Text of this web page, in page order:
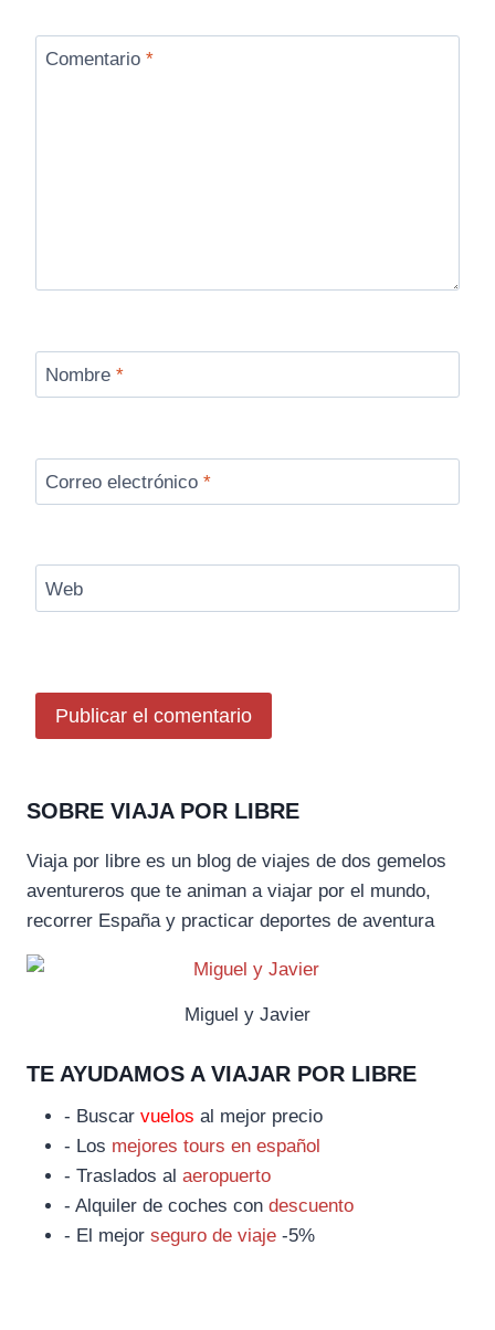
Comentario *
Nombre *
Correo electrónico *
Web
SOBRE VIAJA POR LIBRE
Viaja por libre es un blog de viajes de dos gemelos
aventureros que te animan a viajar por el mundo,
recorrer España y practicar deportes de aventura
Miguel y Javier
TE AYUDAMOS A VIAJAR POR LIBRE
- Buscar vuelos al mejor precio
- Los mejores tours en español
- Traslados al aeropuerto
- Alquiler de coches con descuento
- El mejor seguro de viaje -5%